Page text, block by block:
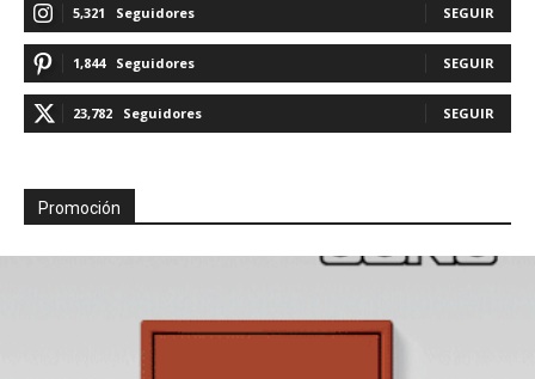
5,321 Seguidores SEGUIR
1,844 Seguidores SEGUIR
23,782 Seguidores SEGUIR
Promoción